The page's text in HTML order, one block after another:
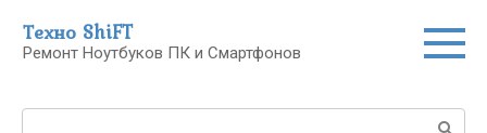
контенту
Техно ShiFT
Ремонт Ноутбуков ПК и Смартфонов
Поиск: